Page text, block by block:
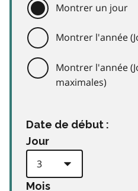
Montrer un jour
Montrer l'année
Montrer l'année
maximales)
Date de début :
Jour
Mois